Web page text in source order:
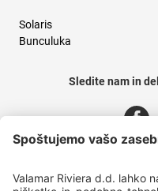
Solaris
Bunculuka
Sledite nam in